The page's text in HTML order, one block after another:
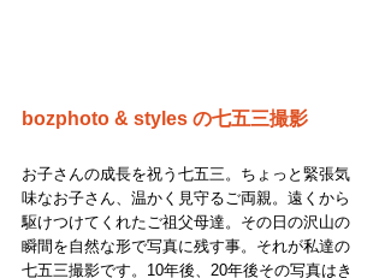
bozphoto & styles の七五三撮影
お子さんの成長を祝う七五三。ちょっと緊張気
味なお子さん、温かく見守るご両親。遠くから
駆けつけてくれたご祖父母達。その日の沢山の
瞬間を自然な形で写真に残す事。それが私達の
七五三撮影です。10年後、20年後その写真はき